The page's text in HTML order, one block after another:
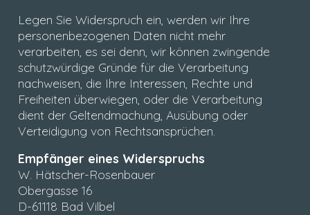
Legen Sie Widerspruch ein, werden wir Ihre
personenbezogenen Daten nicht mehr
verarbeiten, es sei denn, wir können zwingende
schutzwürdige Gründe für die Verarbeitung
nachweisen, die Ihre Interessen, Rechte und
Freiheiten überwiegen, oder die Verarbeitung
dient der Geltendmachung, Ausübung oder
Verteidigung von Rechtsansprüchen.
Empfänger eines Widerspruchs
W. Hätscher-Rosenbauer
Obergasse 16
D-61118 Bad Vilbel